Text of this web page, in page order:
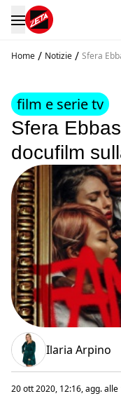
Home / Notizie / Sfera
film e serie tv
Sfera
docufilm
Ilaria Arpino
20 ott 2020, 12:16, agg. alle